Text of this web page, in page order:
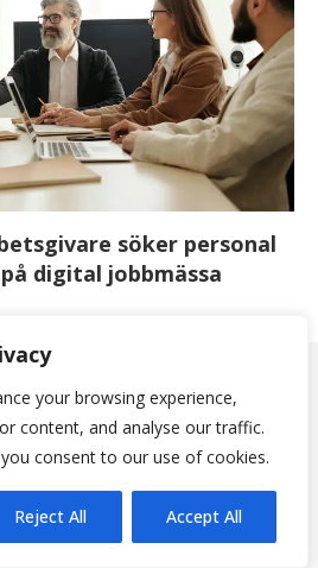
your browsing experience,
content, and analyse our traffic.
consent to our use of cookies.
Reject All Accept All
söker personal
digital jobbmässa
utbildningsmässa i Bromölla
arbetsgivare utsedda –
bästa arbetsvillkor
identifierare för att förbättra din
vi kan säkerställa din åtkomst,
vår webbplats. Det hjälper oss att
innehåll och smidig åtkomst till
av cookies och andra identifierare.
Mer information >>